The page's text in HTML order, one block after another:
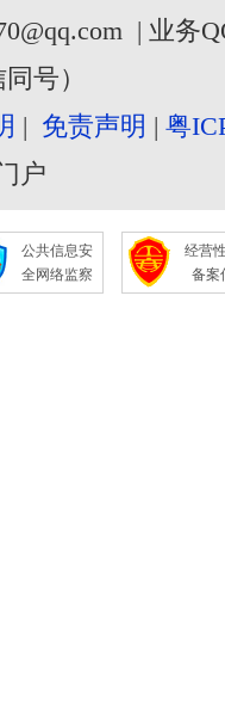
| 业务
同号）
| 免责声明 |粤
户
公共信息安
全网络监察
经营
备案